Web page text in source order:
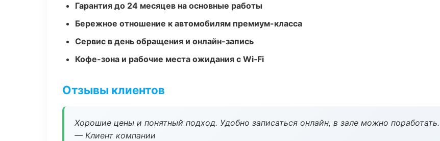
Гарантия до 24 месяцев на основные работы
Бережное отношение к автомобилям премиум-класса
Сервис в день обращения и онлайн-запись
Кофе-зона и рабочие места ожидания с Wi‑Fi
Отзывы клиентов
Хорошие цены и понятный подход. Удобно записаться онлайн, в зале можно поработать.
— Клиент компании